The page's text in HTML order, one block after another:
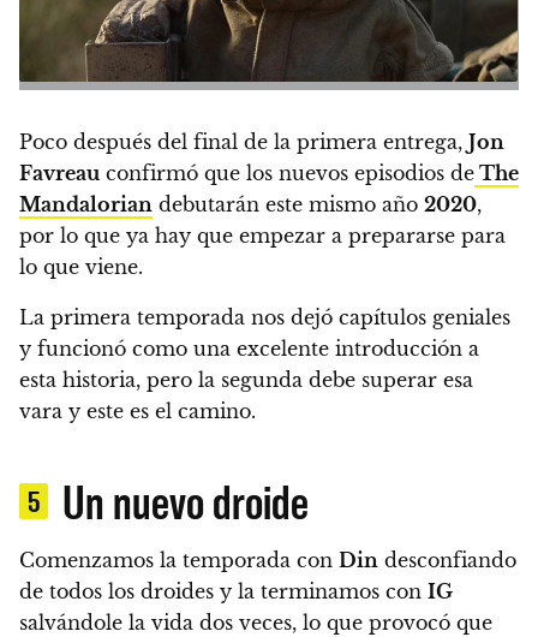
Poco después del final de la primera entrega, Jon
Favreauconfirmó que los nuevos episodios de The
Mandalorian debutarán este mismo año 2020,
por lo que ya hay que empezar a prepararse para
lo que viene.
La primera temporada nos dejó capítulos geniales
y funcionó como una excelente introducción a
esta historia, pero la segunda debe superar esa
vara y este es el camino.
5 Un nuevo droide
Comenzamos la temporada con Din desconfiando
de todos los droides y la terminamos con IG
salvándole la vida dos veces, lo que provocó que